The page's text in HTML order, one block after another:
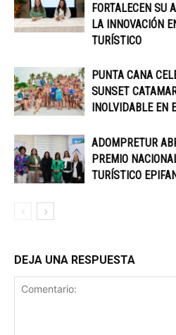
FORTALECEN SU
LA INNOVACIÓN
TURÍSTICO
PUNTA CANA
SUNSET
INOLVIDABLE EN
ADOMPRETUR
PREMIO
TURÍSTICO
DEJA UNA RESPUESTA